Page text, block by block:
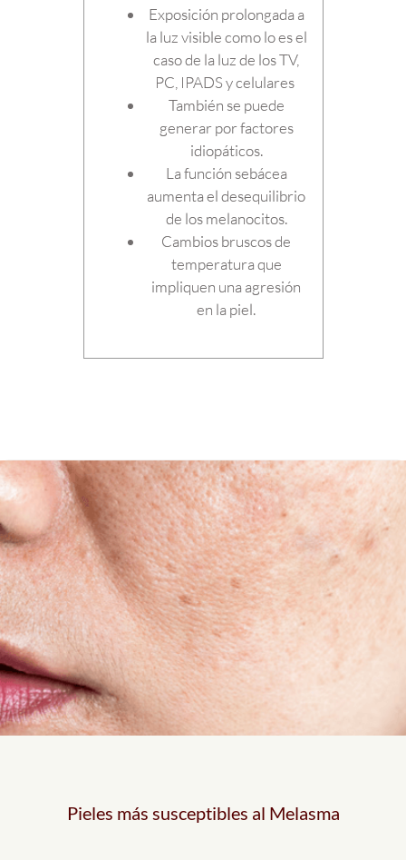
Exposición prolongada a
la luz visible como lo es el
caso de la luz de los TV,
PC, IPADS y celulares
También se puede
generar por factores
idiopáticos.
La función sebácea
aumenta el desequilibrio
de los melanocitos.
Cambios bruscos de
temperatura que
impliquen una agresión
en la piel.
Pieles más susceptibles al Melasma